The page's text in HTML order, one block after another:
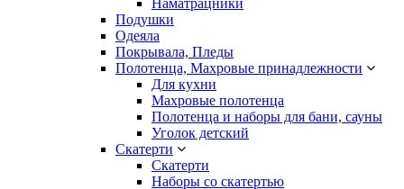
Наматрацники
Подушки
Одеяла
Покрывала, Пледы
Полотенца, Махровые принадлежности
Для кухни
Махровые полотенца
Полотенца и наборы для бани, сауны
Уголок детский
Скатерти
Скатерти
Наборы со скатертью